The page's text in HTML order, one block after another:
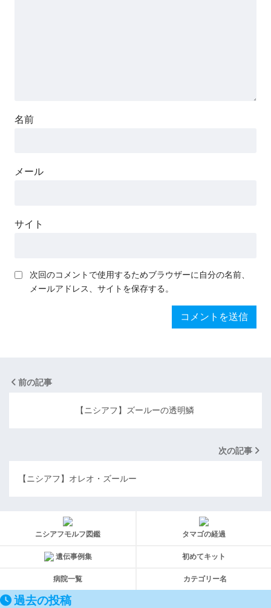
名前
メール
サイト
次回のコメントで使用するためブラウザーに自分の名前、
メールアドレス、サイトを保存する。
前の記事
【ニシアフ】ズールーの透明鱗
次の記事
【ニシアフ】オレオ・ズールー
ニシアフモルフ図鑑 タマゴの経過
遺伝事例集 初めてキット
病院一覧 カテゴリー名
過去の投稿